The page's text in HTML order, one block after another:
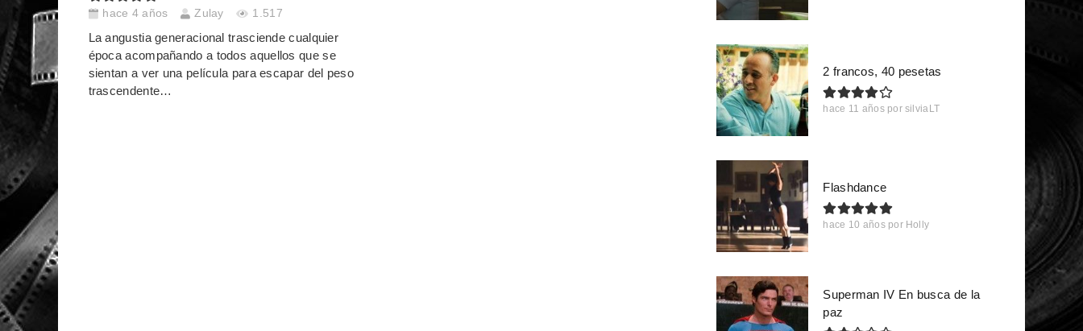
hace 4 años Zulay 1.517
La angustia generacional trasciende cualquier
época acompañando a todos aquellos que se
sientan a ver una película para escapar del peso
trascendente…
2 francos, 40 pesetas
hace 11 años por silviaLT
Flashdance
hace 10 años por Holly
Superman IV En busca de la
paz